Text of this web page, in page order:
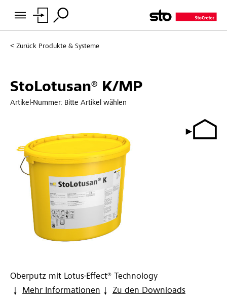
Zurück Produkte & Systeme
StoLotusan® K/MP
Artikel-Nummer: Bitte Artikel wählen
Oberputz mit Lotus-Effect® Technology
Mehr Informationen
Zu den Downloads